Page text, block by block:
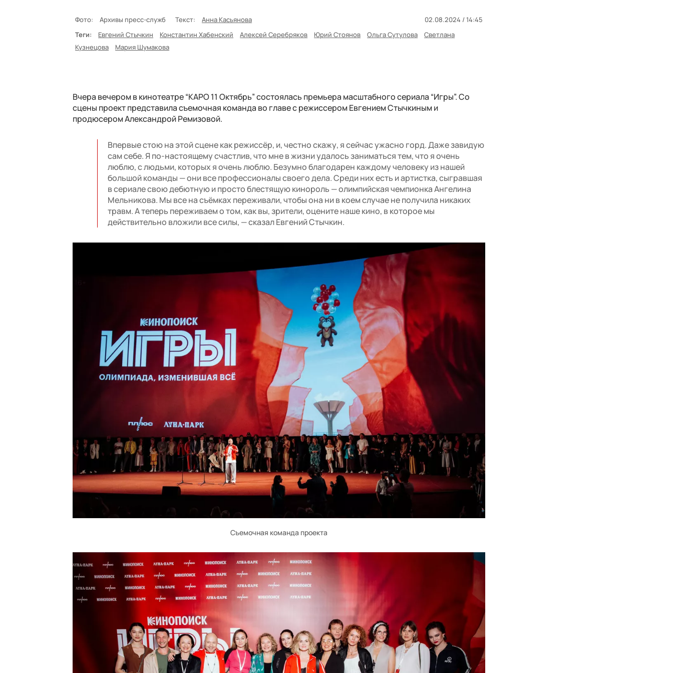
Фото: Архивы пресс-служб Текст: Анна Касьянова
02.08.2024 / 14:45
Теги:
Евгений Стычкин Константин Хабенский Алексей Серебряков Юрий Стоянов Ольга Сутулова
Светлана
Кузнецова
Мария Шумакова
Вчера вечером в кинотеатре “КАРО 11 Октябрь” состоялась премьера масштабного сериала “Игры”. Со
сцены проект представила съемочная команда во главе с режиссером Евгением Стычкиным и
продюсером Александрой Ремизовой.
Впервые стою на этой сцене как режиссёр, и, честно скажу, я сейчас ужасно горд. Даже завидую
сам себе. Я по-настоящему счастлив, что мне в жизни удалось заниматься тем, что я очень
люблю, с людьми, которых я очень люблю. Безумно благодарен каждому человеку из нашей
большой команды — они все профессионалы своего дела. Среди них есть и артистка, сыгравшая
в сериале свою дебютную и просто блестящую кинороль — олимпийская чемпионка Ангелина
Мельникова. Мы все на съёмках переживали, чтобы она ни в коем случае не получила никаких
травм. А теперь переживаем о том, как вы, зрители, оцените наше кино, в которое мы
действительно вложили все силы, — сказал Евгений Стычкин.
Съемочная команда проекта